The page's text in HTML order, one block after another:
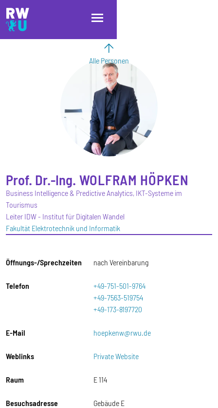
Direkt zum Inhalt
Direkt zur Hauptnavigation
Direkt zum Fußbereich
Alle Personen
Prof. Dr.-Ing. WOLFRAM HÖPKEN
Business Intelligence & Predictive Analytics, IKT-Systeme im
Tourismus
Leiter IDW - Institut für Digitalen Wandel
Fakultät Elektrotechnik und Informatik
Öffnungs-/Sprechzeiten nach Vereinbarung
Telefon
+49-751-501-9764
+49-7563-519754
+49-173-8197720
E-Mail hoepkenw@rwu.de
Weblinks Private Website
Raum E 114
Besuchsadresse
Gebäude E